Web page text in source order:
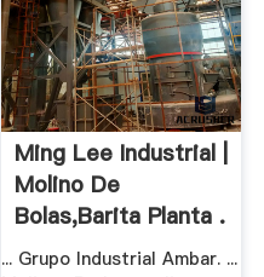
Ming Lee Industrial |
Molino De
Bolas,Barita Planta .
... Grupo Industrial Ambar. ...